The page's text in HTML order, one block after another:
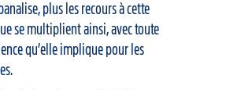
plus les recours à cette
se multiplient ainsi, avec toute
qu’elle implique pour les